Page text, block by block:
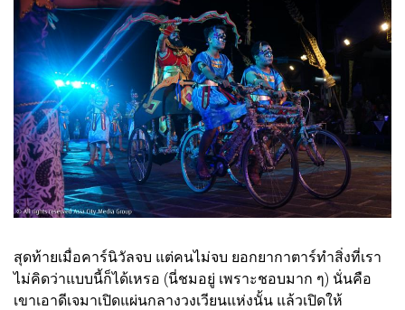
สุดท้ายเมื่อคาร์นิวัลจบ แต่คนไม่จบ ยอกยากาตาร์ทำสิ่งที่เรา
ไม่คิดว่าแบบนี้ก็ได้เหรอ (นี่ชมอยู่ เพราะชอบมาก ๆ) นั่นคือ
เขาเอาดีเจมาเปิดแผ่นกลางวงเวียนแห่งนั้น แล้วเปิดให้